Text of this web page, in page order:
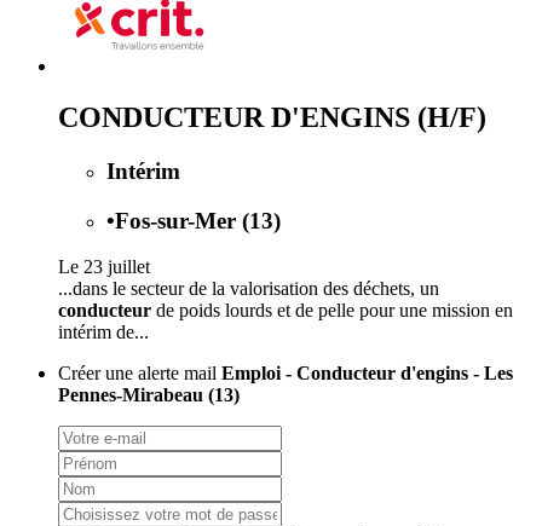
CONDUCTEUR D'ENGINS (H/F)
Intérim
•Fos-sur-Mer (13)
Le 23 juillet
...dans le secteur de la valorisation des déchets, un
conducteur de poids lourds et de pelle pour une mission en
intérim de...
Créer une alerte mail Emploi - Conducteur d'engins - Les
Pennes-Mirabeau (13)